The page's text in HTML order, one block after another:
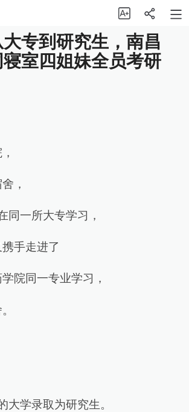
专到研究生，南昌
寝室四姐妹全员考研
，
同一所大专学习，
手走进了
院同一专业学习，
大学录取为研究生。